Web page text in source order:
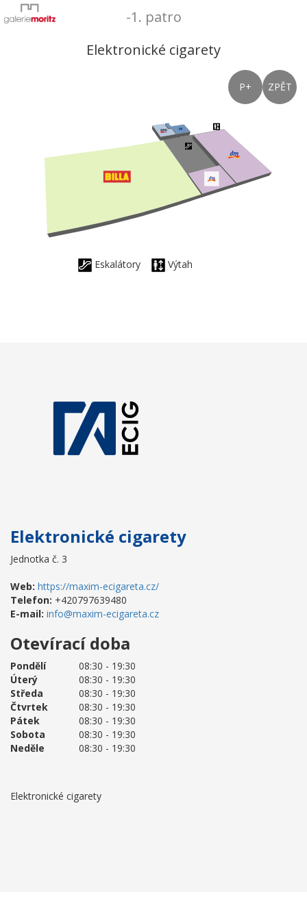
-1. patro
Elektronické cigarety
ZPĚT
P+
Eskalátory Výtah
Elektronické cigarety
Jednotka č. 3
Web: https://maxim-ecigareta.cz/
Telefon: +420797639480
E-mail: info@maxim-ecigareta.cz
Otevírací doba
Pondělí
08:30 - 19:30
Úterý
08:30 - 19:30
Středa
08:30 - 19:30
Čtvrtek
08:30 - 19:30
Pátek
08:30 - 19:30
Sobota
08:30 - 19:30
Neděle
08:30 - 19:30
Elektronické cigarety